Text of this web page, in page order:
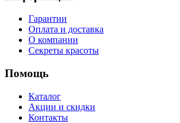
Гарантии
Оплата и доставка
О компании
Секреты красоты
Помощь
Каталог
Акции и скидки
Контакты